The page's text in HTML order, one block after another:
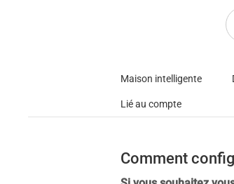
Maison intelligente
Lié au compte
Comment